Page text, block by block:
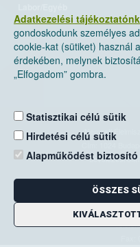
Adatkezelési
gondoskodunk személyes
cookie-kat (sütiket) használ
érdekében, melynek
„Elfogadom” gombra.
Statisztikai célú sütik
Hirdetési célú sütik
Alapműködést
ÖSSZES
Nemzeti
Levelezési
E-mail:
Zöld